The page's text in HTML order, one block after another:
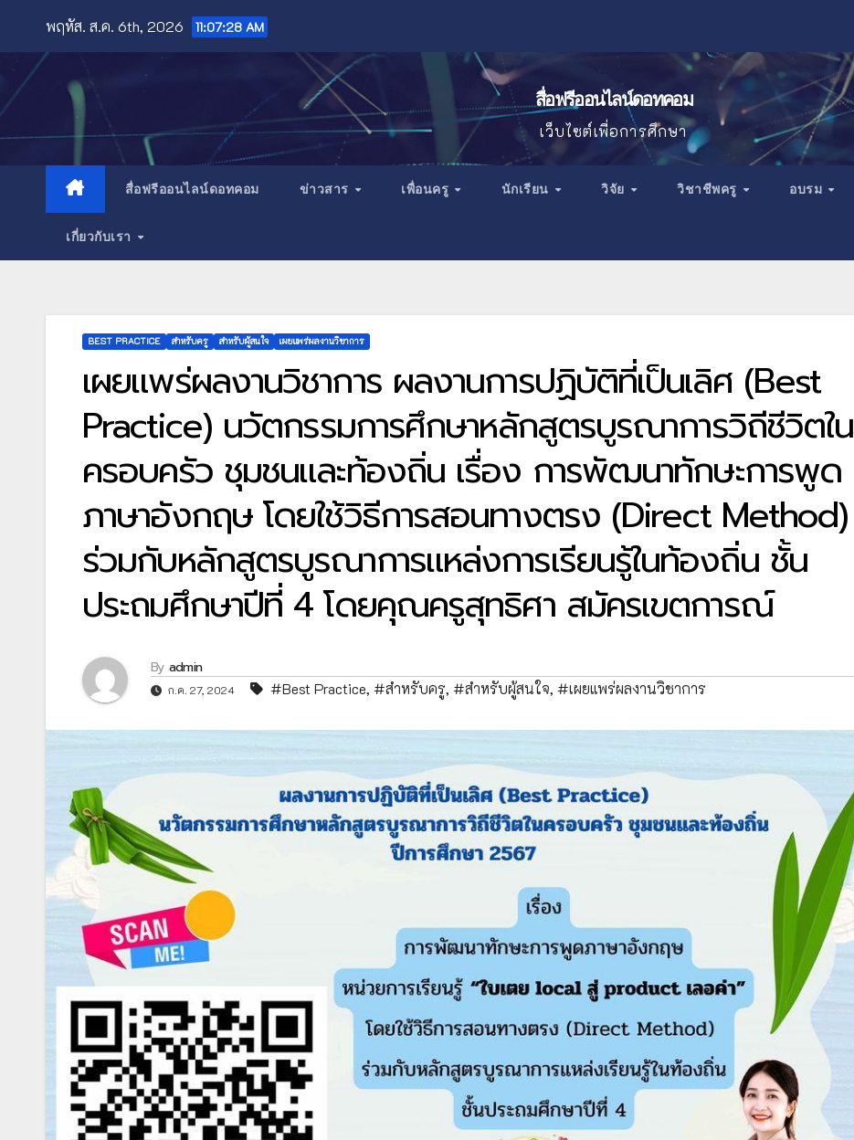
content
พฤหัส. ส.ค. 6th, 2026 11:07:30 AM
สื่อฟรีออนไลน์ดอทคอม
เว็บไซต์เพื่อการศึกษา
สื่อฟรีออนไลน์ดอทคอม ข่าวสาร เพื่อนครู นักเรียน วิจัย วิชาชีพครู อบรม
เกี่ยวกับเรา
BEST PRACTICE สำหรับครู สำหรับผู้สนใจ เผยแพร่ผลงานวิชาการ
เผยแพร่ผลงานวิชาการ ผลงานการปฏิบัติที่เป็นเลิศ (Best
Practice) นวัตกรรมการศึกษาหลักสูตรบูรณาการวิถีชีวิตใน
ครอบครัว ชุมชนและท้องถิ่น เรื่อง การพัฒนาทักษะการพูด
ภาษาอังกฤษ โดยใช้วิธีการสอนทางตรง (Direct Method)
ร่วมกับหลักสูตรบูรณาการแหล่งการเรียนรู้ในท้องถิ่น ชั้น
ประถมศึกษาปีที่ 4 โดยคุณครูสุทธิศา สมัครเขตการณ์
By admin
ก.ค. 27, 2024 #Best Practice, #สำหรับครู, #สำหรับผู้สนใจ, #เผยแพร่ผลงานวิชาการ